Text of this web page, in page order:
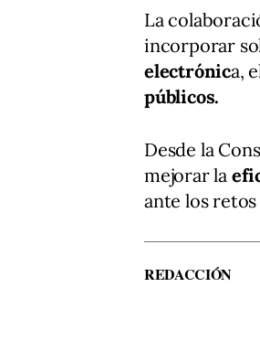
La
incorporar
electrónica,
públicos.
Desde la
mejorar la
ante los
REDACCIÓN